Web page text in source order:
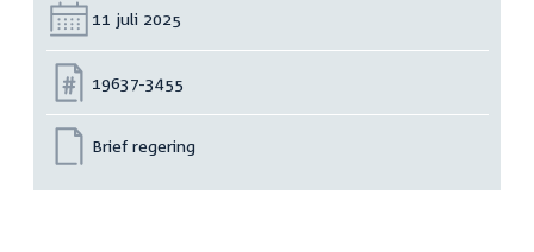
Datum:
11 juli 2025
Nummer:
19637-3455
Brief regering